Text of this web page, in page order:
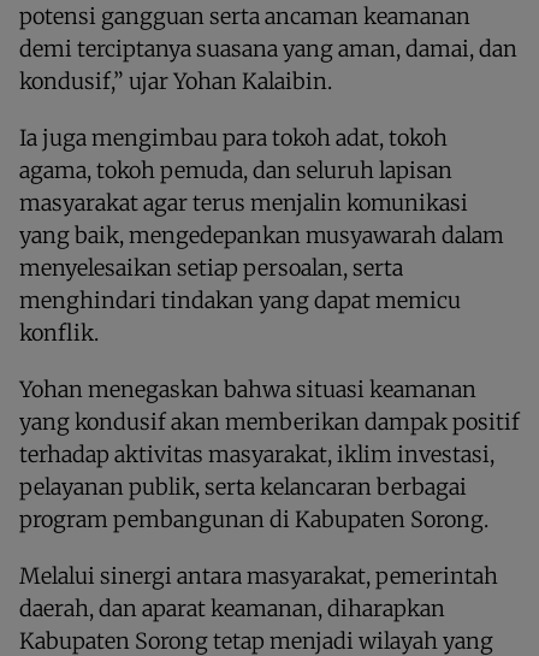
potensi gangguan serta ancaman keamanan
demi terciptanya suasana yang aman, damai, dan
kondusif,” ujar Yohan Kalaibin.
Ia juga mengimbau para tokoh adat, tokoh
agama, tokoh pemuda, dan seluruh lapisan
masyarakat agar terus menjalin komunikasi
yang baik, mengedepankan musyawarah dalam
menyelesaikan setiap persoalan, serta
menghindari tindakan yang dapat memicu
konflik.
Yohan menegaskan bahwa situasi keamanan
yang kondusif akan memberikan dampak positif
terhadap aktivitas masyarakat, iklim investasi,
pelayanan publik, serta kelancaran berbagai
program pembangunan di Kabupaten Sorong.
Melalui sinergi antara masyarakat, pemerintah
daerah, dan aparat keamanan, diharapkan
Kabupaten Sorong tetap menjadi wilayah yang